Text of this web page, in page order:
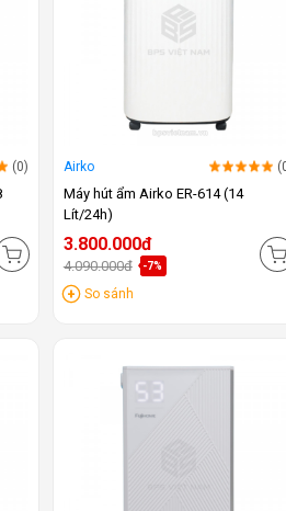
(0) Airko
Máy hút ẩm Airko ER-614 (14
Lít/24h)
3.800.000đ
4.090.000đ -7%
So sánh